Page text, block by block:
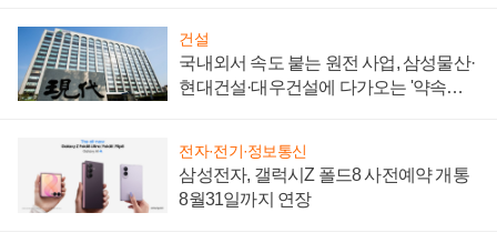
건설
국내외서 속도 붙는 원전 사업, 삼성물산·
현대건설·대우건설에 다가오는 '약속의
전자·전기·정보통신
삼성전자, 갤럭시Z 폴드8 사전예약 개통
8월31일까지 연장